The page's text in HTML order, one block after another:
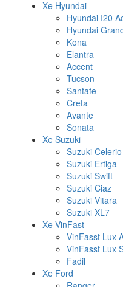
Xe Hyundai
Hyundai I20
Hyundai
Kona
Elantra
Accent
Tucson
Santafe
Creta
Avante
Sonata
Xe Suzuki
Suzuki Celerio
Suzuki Ertiga
Suzuki Swift
Suzuki Ciaz
Suzuki Vitara
Suzuki XL7
Xe VinFast
VinFasst Lux
VinFasst Lux
Fadil
Xe Ford